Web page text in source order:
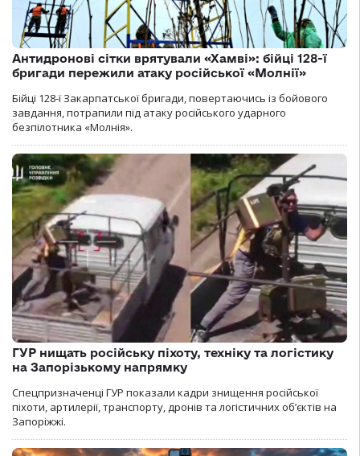
Антидронові сітки врятували «Хамві»: бійці 128-ї
бригади пережили атаку російської «Молнії»
Бійці 128-ї Закарпатської бригади, повертаючись із бойового
завдання, потрапили під атаку російського ударного
безпілотника «Молнія».
ГУР нищать російську піхоту, техніку та логістику
на Запорізькому напрямку
Спецпризначенці ГУР показали кадри знищення російської
піхоти, артилерії, транспорту, дронів та логістичних об’єктів на
Запоріжжі.